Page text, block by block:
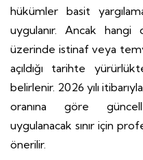
hükümler basit
uygulanır. Ancak hangi
üzerinde istinaf veya
açıldığı tarihte
belirlenir. 2026 yılı
oranına göre
uygulanacak sınır için
önerilir.